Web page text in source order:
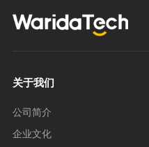
关于我们
公司简介
企业文化